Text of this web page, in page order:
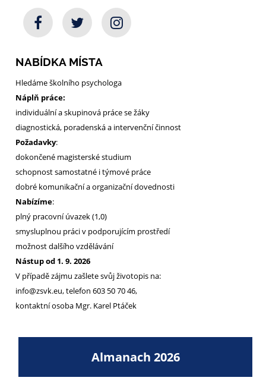
NABÍDKA MÍSTA
Hledáme školního psychologa
Náplň práce:
individuální a skupinová práce se žáky
diagnostická, poradenská a intervenční činnost
Požadavky:
dokončené magisterské studium
schopnost samostatné i týmové práce
dobré komunikační a organizační dovednosti
Nabízíme:
plný pracovní úvazek (1,0)
smysluplnou práci v podporujícím prostředí
možnost dalšího vzdělávání
Nástup od 1. 9. 2026
V případě zájmu zašlete svůj životopis na:
info@zsvk.eu, telefon 603 50 70 46,
kontaktní osoba Mgr. Karel Ptáček
Almanach 2026